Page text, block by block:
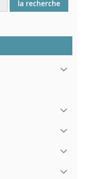
la recherche